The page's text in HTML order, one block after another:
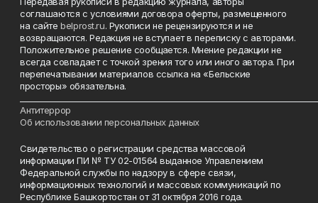
соглашаются с условиями договора оферты, размещенного
на сайтеbelprost.ru. Рукописи не рецензируются и не
возвращаются. Редакция не вступает в переписку с авторами.
Положительное решение сообщается. Мнение редакции не
всегда совпадает с точкой зрения того или иного автора. При
перепечатывании материалов ссылка на «Бельские
просторы» обязательна.
Антитеррор
Об использовании персональных данных
Свидетельство о регистрации средства массовой
информации ПИ № ТУ 02-01564 выданное Управлением
Федеральной службы по надзору в сфере связи,
информационных технологий и массовых коммуникаций по
Республике Башкортостан от 31 октября 2016 года.